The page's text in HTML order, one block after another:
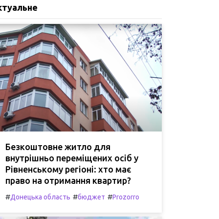
Безкоштовне житло для
внутрішньо переміщених осіб у
Рівненському регіоні: хто має
право на отримання квартир?
#Донецька область #бюджет #Prozorro